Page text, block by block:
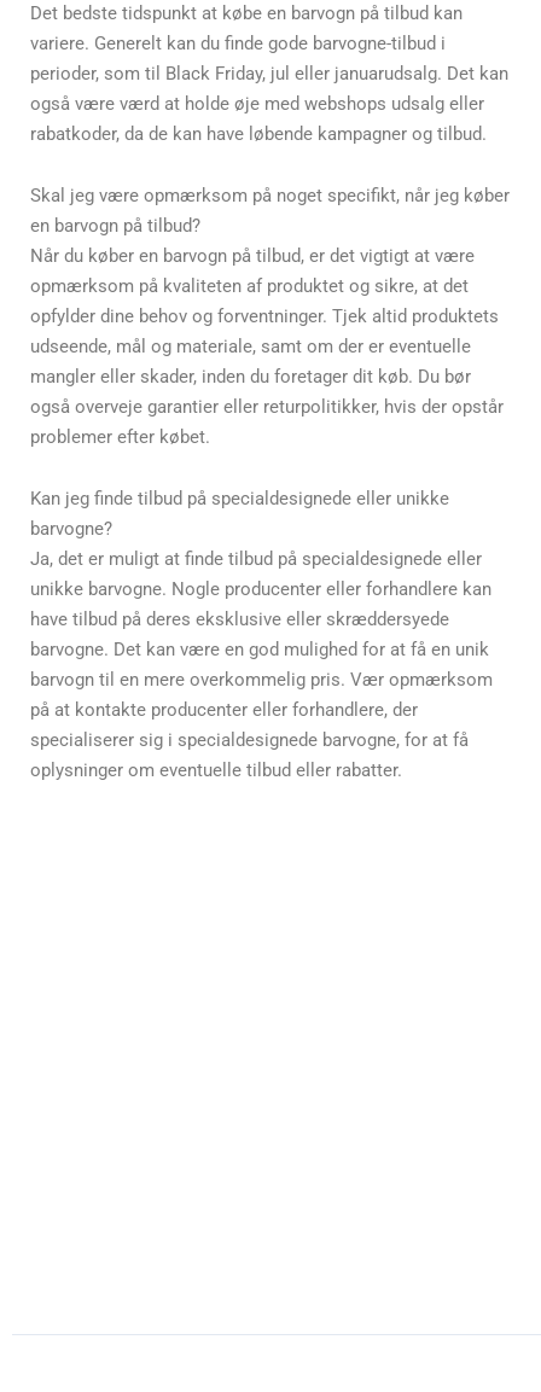
Det bedste tidspunkt at købe en barvogn på tilbud kan
variere. Generelt kan du finde gode barvogne-tilbud i
perioder, som til Black Friday, jul eller januarudsalg. Det kan
også være værd at holde øje med webshops udsalg eller
rabatkoder, da de kan have løbende kampagner og tilbud.
Skal jeg være opmærksom på noget specifikt, når jeg køber
en barvogn på tilbud?
Når du køber en barvogn på tilbud, er det vigtigt at være
opmærksom på kvaliteten af produktet og sikre, at det
opfylder dine behov og forventninger. Tjek altid produktets
udseende, mål og materiale, samt om der er eventuelle
mangler eller skader, inden du foretager dit køb. Du bør
også overveje garantier eller returpolitikker, hvis der opstår
problemer efter købet.
Kan jeg finde tilbud på specialdesignede eller unikke
barvogne?
Ja, det er muligt at finde tilbud på specialdesignede eller
unikke barvogne. Nogle producenter eller forhandlere kan
have tilbud på deres eksklusive eller skræddersyede
barvogne. Det kan være en god mulighed for at få en unik
barvogn til en mere overkommelig pris. Vær opmærksom
på at kontakte producenter eller forhandlere, der
specialiserer sig i specialdesignede barvogne, for at få
oplysninger om eventuelle tilbud eller rabatter.